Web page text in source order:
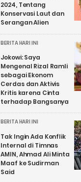
2024, Tentang
Konservasi Laut dan
Serangan Alien
BERITA HARI INI
Jokowi: Saya
Mengenal Rizal Ramli
sebagai Ekonom
Cerdas dan Aktivis
Kritis karena Cinta
terhadap Bangsanya
BERITA HARI INI
Tak Ingin Ada Konflik
Internal di Timnas
AMIN, Ahmad Ali Minta
Maaf ke Sudirman
Said